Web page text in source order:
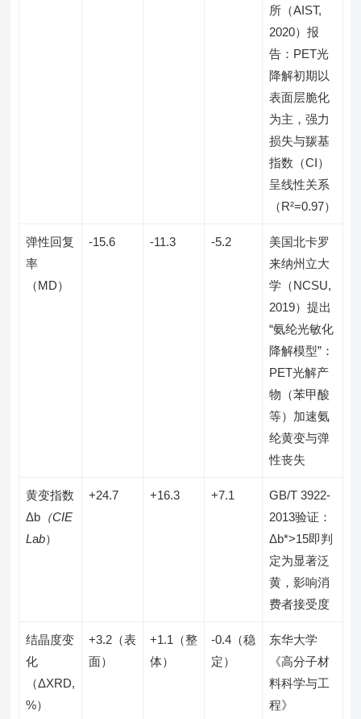
所（AIST,
2020）报
告：PET光
降解初期以
表面层脆化
为主，强力
损失与羰基
指数（CI）
呈线性关系
（R²=0.97）
弹性回复
率
（MD）
-15.6 -11.3 -5.2
美国北卡罗
来纳州立大
学（NCSU,
2019）提出
“氨纶光敏化
降解模型”：
PET光解产
物（苯甲酸
等）加速氨
纶黄变与弹
性丧失
黄变指数
Δb （CIE
Lab）
+24.7 +16.3 +7.1
GB/T 3922-
2013验证：
Δb*>15即判
定为显著泛
黄，影响消
费者接受度
结晶度变
化
（ΔXRD,
%）
+3.2（表
面）
+1.1（整
体）
-0.4（稳
定）
东华大学
《高分子材
料科学与工
程》